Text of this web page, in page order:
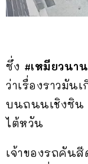
ซึ่ง #เหมียวนา
ว่าเรื่องราวมัน
บนถนนเชิงซิน
ไต้หวัน
เจ้าของรถคันสี